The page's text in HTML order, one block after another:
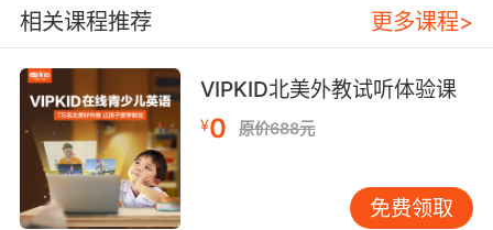
化节日设计主题课程，帮助学员在6个月内掌握
800+生活场景用语"。数据来源需注明统计周期
和方法，如"通过课堂观察记录与学期末评估对比
得出"。
对于教研岗位，可强调流程优化成果："主导LMS
教学平台功能迭代，重构课程评价体系，使教师
备课效率提升40%，家长满意度达98.7%"。注意
相关课程推荐 更多课程>
VIPKID北美外教试听体验课
¥0 原价688元
免费领取